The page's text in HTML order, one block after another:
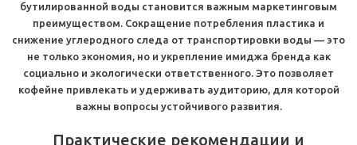
бутилированной воды становится важным маркетинговым
преимуществом. Сокращение потребления пластика и
снижение углеродного следа от транспортировки воды — это
не только экономия, но и укрепление имиджа бренда как
социально и экологически ответственного. Это позволяет
кофейне привлекать и удерживать аудиторию, для которой
важны вопросы устойчивого развития.
Практические рекомендации и